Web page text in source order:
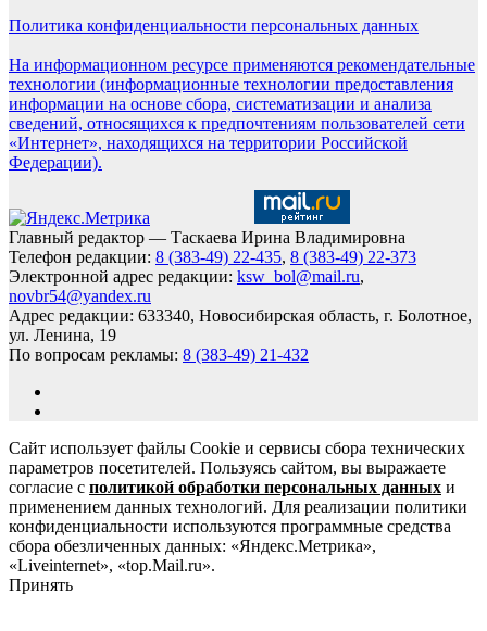
Политика конфиденциальности персональных данных
На информационном ресурсе применяются рекомендательные
технологии (информационные технологии предоставления
информации на основе сбора, систематизации и анализа
сведений, относящихся к предпочтениям пользователей сети
«Интернет», находящихся на территории Российской
Федерации).
Главный редактор — Таскаева Ирина Владимировна
Телефон редакции: 8 (383-49) 22-435, 8 (383-49) 22-373
Электронной адрес редакции: ksw_bol@mail.ru,
novbr54@yandex.ru
Адрес редакции: 633340, Новосибирская область, г. Болотное,
ул. Ленина, 19
По вопросам рекламы: 8 (383-49) 21-432
Сайт использует файлы Cookie и сервисы сбора технических
параметров посетителей. Пользуясь сайтом, вы выражаете
согласие с политикой обработки персональных данных и
применением данных технологий. Для реализации политики
конфиденциальности используются программные средства
сбора обезличенных данных: «Яндекс.Метрика»,
«Liveinternet», «top.Mail.ru».
Принять